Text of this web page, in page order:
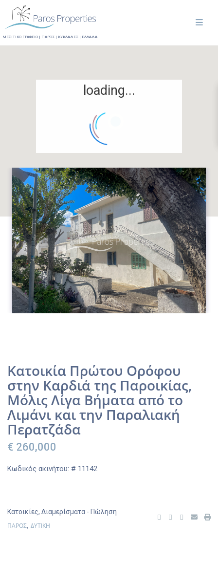
ΜΕΣΙΤΙΚΟ ΓΡΑΦΕΙΟ | ΠΑΡΟΣ | ΚΥΚΛΑΔΕΣ | ΕΛΛΑΔΑ
loading...
Κατοικία Πρώτου Ορόφου
στην Καρδιά της Παροικίας,
Μόλις Λίγα Βήματα από το
Λιμάνι και την Παραλιακή
Περατζάδα
€ 260,000
Κωδικός ακινήτου: # 11142
Κατοικίες,Διαμερίσματα - Πώληση
ΠΑΡΟΣ ΔΥΤΙΚΗ